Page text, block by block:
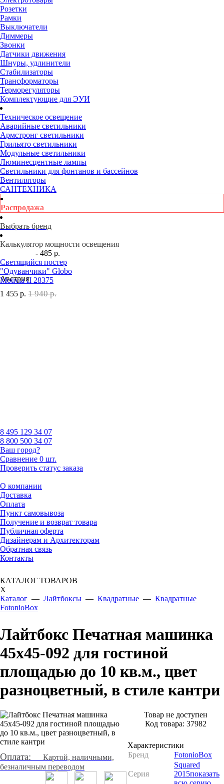
Розетки
Рамки
Выключатели
Диммеры
Звонки
Датчики движения
Шнуры, удлинители
Стабилизаторы
Трансформаторы
Терморегуляторы
Комплектующие для ЭУИ
Техническое освещение
Аварийные светильники
Армстронг светильники
Грильято светильники
Модульные светильники
Люминесцентные лампы
Светильники для фонтанов и бассейнов
Вентиляторы
САНТЕХНИКА
Распродажа
Выбрать бренд
Калькулятор мощности освещения
- 485 р.
Светящийся постер
"Одуванчики" Globo
Motivia II 28375
Австрия
1 455 р. 1 940 р.
8 495 129 34 07
8 800 500 34 07
Ваш город?
Сравнение 0 шт.
Проверить статус заказа
О компании
Доставка
Оплата
Пункт самовывоза
Получение и возврат товара
Публичная оферта
Дизайнерам и Архитекторам
Обратная связь
Контакты
КАТАЛОГ ТОВАРОВ
X
Каталог — Лайтбоксы — Квадратные — Квадратные
FotonioBox
Лайтбокс Печатная машинка
45x45-092 для гостиной
площадью до 10 кв.м., цвет
разноцветный, в стиле кантри
Оплата: Картой, наличными,
безналичным переводом
Товар не доступен
Код товара: 37982
Характеристики
Бренд
FotonioBox
Серия
Squared
2015показать